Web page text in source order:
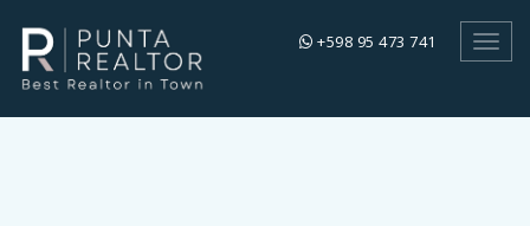
+598 95 473 741